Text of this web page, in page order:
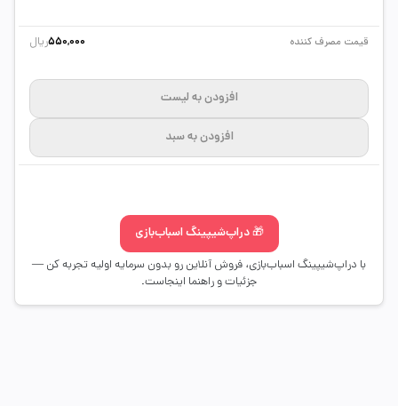
قیمت مصرف کننده 550,000ریال
افزودن به لیست
افزودن به سبد
🎁 دراپ‌شیپینگ اسباب‌بازی
با دراپ‌شیپینگ اسباب‌بازی، فروش آنلاین رو بدون سرمایه اولیه تجربه کن —
جزئیات و راهنما اینجاست.